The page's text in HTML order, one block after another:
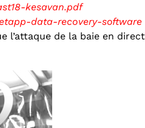
kesavan.pdf
data-recovery-software
de la baie en